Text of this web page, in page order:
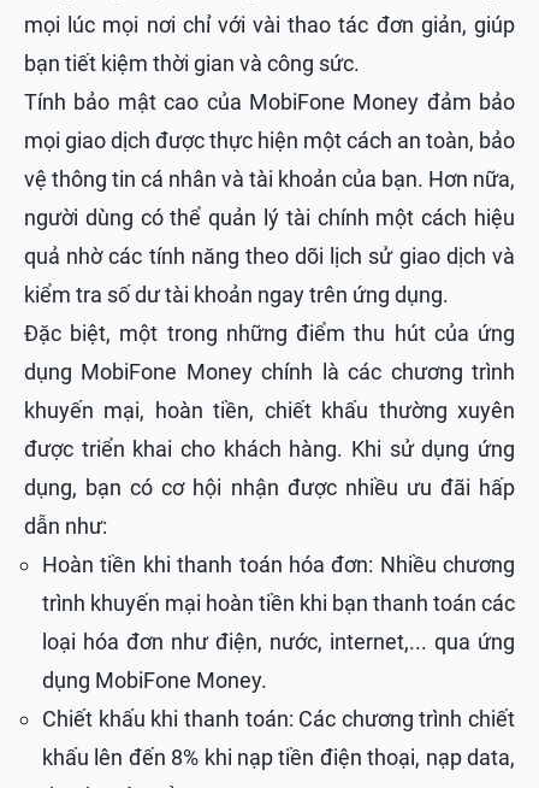
mọi lúc mọi nơi chỉ với vài thao tác đơn giản, giúp
bạn tiết kiệm thời gian và công sức.
Tính bảo mật cao của MobiFone Money đảm bảo
mọi giao dịch được thực hiện một cách an toàn, bảo
vệ thông tin cá nhân và tài khoản của bạn. Hơn nữa,
người dùng có thể quản lý tài chính một cách hiệu
quả nhờ các tính năng theo dõi lịch sử giao dịch và
kiểm tra số dư tài khoản ngay trên ứng dụng.
Đặc biệt, một trong những điểm thu hút của ứng
dụng MobiFone Money chính là các chương trình
khuyến mại, hoàn tiền, chiết khấu thường xuyên
được triển khai cho khách hàng. Khi sử dụng ứng
dụng, bạn có cơ hội nhận được nhiều ưu đãi hấp
dẫn như:
Hoàn tiền khi thanh toán hóa đơn: Nhiều chương
trình khuyến mại hoàn tiền khi bạn thanh toán các
loại hóa đơn như điện, nước, internet,... qua ứng
dụng MobiFone Money.
Chiết khấu khi thanh toán: Các chương trình chiết
khấu lên đến 8% khi nạp tiền điện thoại, nạp data,